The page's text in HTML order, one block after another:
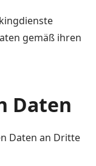
gemäß ihren
Daten
Daten an Dritte